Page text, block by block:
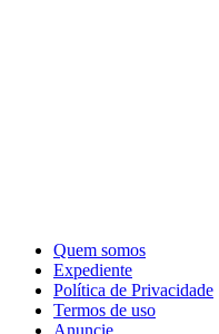
Quem somos
Expediente
Política de Privacidade
Termos de uso